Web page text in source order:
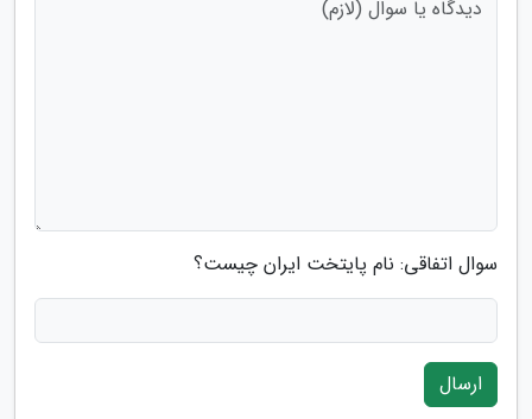
سوال اتفاقی: نام پایتخت ایران چیست؟
ارسال